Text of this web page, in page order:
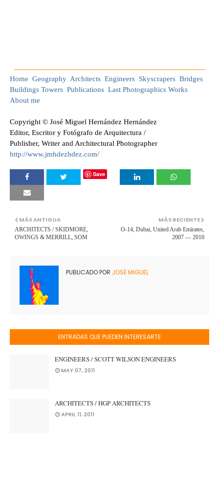
Home Geography Architects Engineers Skyscrapers Bridges
Buildings Towers Publications Last Photographics Works
About me
Copyright © José Miguel Hernández Hernández
Editor, Escritor y Fotógrafo de Arquitectura /
Publisher, Writer and Architectural Photographer
http://www.jmhdezhdez.com/
Save
MÁS RECIENTE
O-14, Dubai, United Arab Emirates,
2007 — 2010
MÁS ANTIGUA
ARCHITECTS / SKIDMORE,
OWINGS & MERRILL, SOM
PUBLICADO POR JOSÉ MIGUEL
ENTRADAS QUE PUEDEN INTERESARTE
ENGINEERS / SCOTT WILSON ENGINEERS
MAY 07, 2011
ARCHITECTS / HGP ARCHITECTS
APRIL 11, 2011